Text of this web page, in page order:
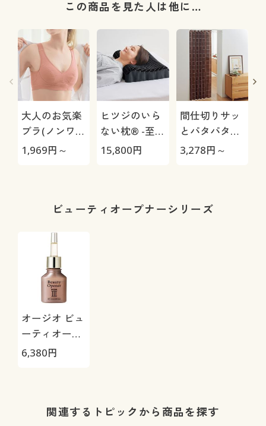
この商品を見た人は他に…
大人のお気楽
ブラ(ノンワイ
ヤー・ソフト
1,969円～
ヒツジのいら
ない枕® -至
極-
15,800円
間仕切りサッ
とパタパタ省
エネカーテン
3,278円～
ビューティオープナーシリーズ
オージオ ビュ
ーティオープ
ナー セラム
6,380円
関連するトピックから商品を探す